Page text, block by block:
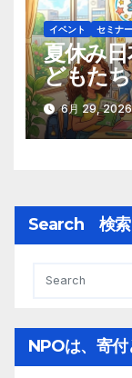
イベント セミナー
夏休み日本語教
どもた
うしよ
6月 29,
Search 検索
NPOは、寄付